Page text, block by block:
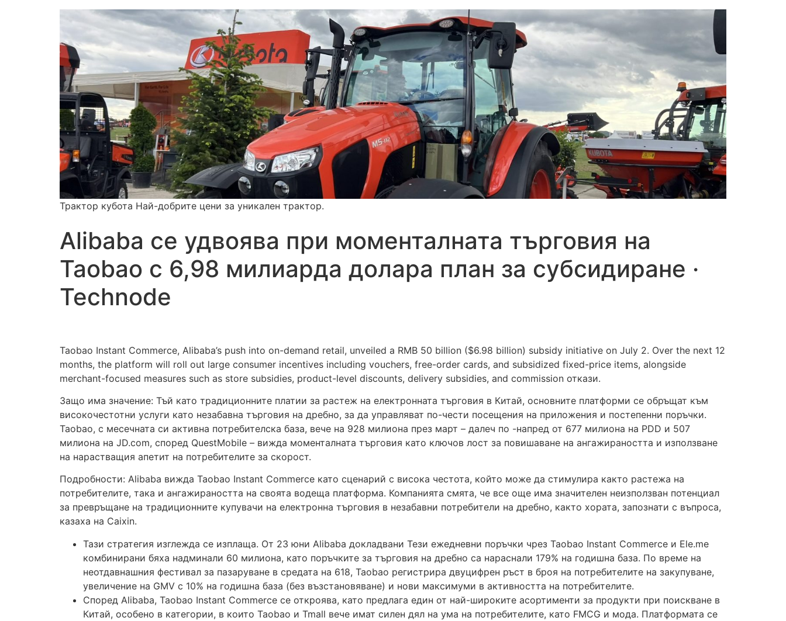
Трактор кубота Най-добрите цени за уникален трактор.
Alibaba се удвоява при моменталната търговия на
Taobao с 6,98 милиарда долара план за субсидиране ·
Technode
Taobao Instant Commerce, Alibaba’s push into on-demand retail, unveiled a RMB 50 billion ($6.98 billion) subsidy initiative on July 2. Over the next 12
months, the platform will roll out large consumer incentives including vouchers, free-order cards, and subsidized fixed-price items, alongside
merchant-focused measures such as store subsidies, product-level discounts, delivery subsidies, and commission откази.
Защо има значение: Тъй като традиционните платии за растеж на електронната търговия в Китай, основните платформи се обръщат към
високочестотни услуги като незабавна търговия на дребно, за да управляват по-чести посещения на приложения и постепенни поръчки.
Taobao, с месечната си активна потребителска база, вече на 928 милиона през март – далеч по -напред от 677 милиона на PDD и 507
милиона на JD.com, според QuestMobile – вижда моменталната търговия като ключов лост за повишаване на ангажираността и използване
на нарастващия апетит на потребителите за скорост.
Подробности: Alibaba вижда Taobao Instant Commerce като сценарий с висока честота, който може да стимулира както растежа на
потребителите, така и ангажираността на своята водеща платформа. Компанията смята, че все още има значителен неизползван потенциал
за превръщане на традиционните купувачи на електронна търговия в незабавни потребители на дребно, както хората, запознати с въпроса,
казаха на Caixin.
Тази стратегия изглежда се изплаща. От 23 юни Alibaba докладвани Тези ежедневни поръчки чрез Taobao Instant Commerce и Ele.me
комбинирани бяха надминали 60 милиона, като поръчките за търговия на дребно са нараснали 179% на годишна база. По време на
неотдавнашния фестивал за пазаруване в средата на 618, Taobao регистрира двуцифрен ръст в броя на потребителите на закупуване,
увеличение на GMV с 10% на годишна база (без възстановяване) и нови максимуми в активността на потребителите.
Според Alibaba, Taobao Instant Commerce се откроява, като предлага един от най-широките асортименти за продукти при поискване в
Китай, особено в категории, в които Taobao и Tmall вече имат силен дял на ума на потребителите, като FMCG и мода. Платформата се